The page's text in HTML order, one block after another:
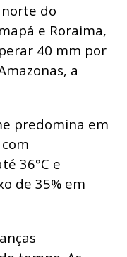
do
e Roraima,
40 mm por
a
predomina em
36°C e
de 35% em